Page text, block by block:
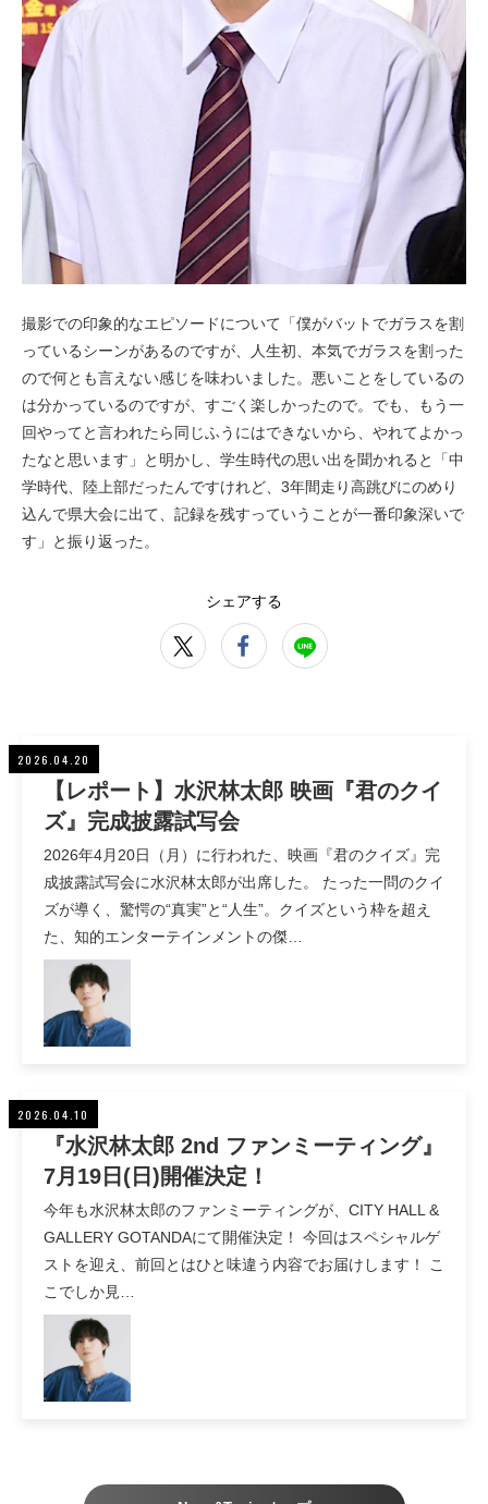
撮影での印象的なエピソードについて「僕がバットでガラスを割
っているシーンがあるのですが、人生初、本気でガラスを割った
ので何とも言えない感じを味わいました。悪いことをしているの
は分かっているのですが、すごく楽しかったので。でも、もう一
回やってと言われたら同じふうにはできないから、やれてよかっ
たなと思います」と明かし、学生時代の思い出を聞かれると「中
学時代、陸上部だったんですけれど、3年間走り高跳びにのめり
込んで県大会に出て、記録を残すっていうことが一番印象深いで
す」と振り返った。
シェアする
2026.04.20
【レポート】水沢林太郎 映画『君のクイ
ズ』完成披露試写会
2026年4月20日（月）に行われた、映画『君のクイズ』完
成披露試写会に水沢林太郎が出席した。 たった一問のクイ
ズが導く、驚愕の“真実”と“人生”。クイズという枠を超え
た、知的エンターテインメントの傑…
2026.04.10
『水沢林太郎 2nd ファンミーティング』
7月19日(日)開催決定！
今年も水沢林太郎のファンミーティングが、CITY HALL &
GALLERY GOTANDAにて開催決定！ 今回はスペシャルゲ
ストを迎え、前回とはひと味違う内容でお届けします！ こ
こでしか見…